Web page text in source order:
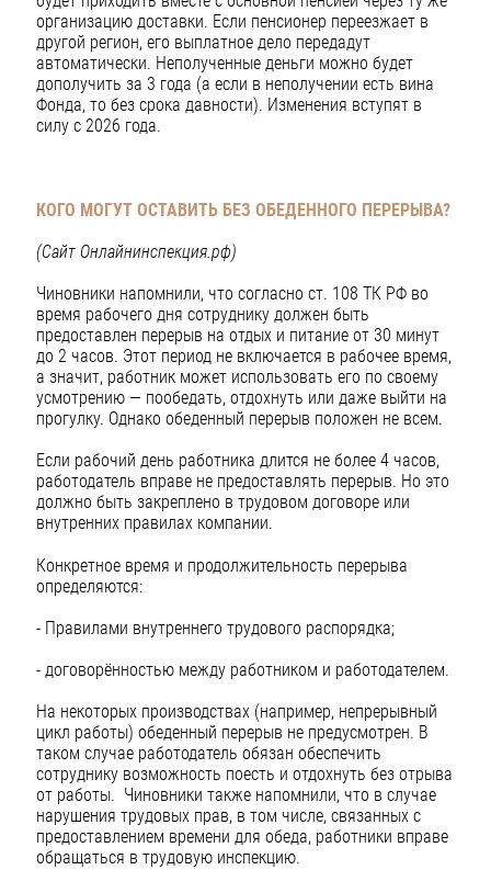
организацию доставки. Если пенсионер переезжает в
другой регион, его выплатное дело передадут
автоматически. Неполученные деньги можно будет
дополучить за 3 года (а если в неполучении есть вина
Фонда, то без срока давности). Изменения вступят в
силу с 2026 года.
КОГО МОГУТ ОСТАВИТЬ БЕЗ ОБЕДЕННОГО ПЕРЕРЫВА?
(Сайт Онлайнинспекция.рф)
Чиновники напомнили, что согласно ст. 108 ТК РФ во
время рабочего дня сотруднику должен быть
предоставлен перерыв на отдых и питание от 30 минут
до 2 часов. Этот период не включается в рабочее время,
а значит, работник может использовать его по своему
усмотрению — пообедать, отдохнуть или даже выйти на
прогулку. Однако обеденный перерыв положен не всем.
Если рабочий день работника длится не более 4 часов,
работодатель вправе не предоставлять перерыв. Но это
должно быть закреплено в трудовом договоре или
внутренних правилах компании.
Конкретное время и продолжительность перерыва
определяются:
- Правилами внутреннего трудового распорядка;
- договорённостью между работником и работодателем.
На некоторых производствах (например, непрерывный
цикл работы) обеденный перерыв не предусмотрен. В
таком случае работодатель обязан обеспечить
сотруднику возможность поесть и отдохнуть без отрыва
от работы. Чиновники также напомнили, что в случае
нарушения трудовых прав, в том числе, связанных с
предоставлением времени для обеда, работники вправе
обращаться в трудовую инспекцию.